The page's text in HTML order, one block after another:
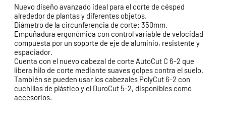
Nuevo diseño avanzado ideal para el corte de césped
alrededor de plantas y diferentes objetos.
Diámetro de la circunferencia de corte: 350mm.
Empuñadura ergonómica con control variable de velocidad
compuesta por un soporte de eje de aluminio, resistente y
espaciador.
Cuenta con el nuevo cabezal de corte AutoCut C 6-2 que
libera hilo de corte mediante suaves golpes contra el suelo.
También se pueden usar los cabezales PolyCut 6-2 con
cuchillas de plástico y el DuroCut 5-2, disponibles como
accesorios.